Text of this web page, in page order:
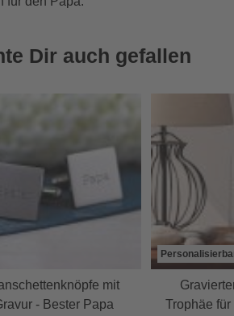
Dir auch gefallen
mit
- Bester Papa
Trophäe